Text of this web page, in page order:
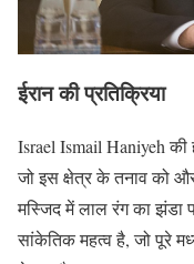
ईरान की प्रतिक्रिया
Israel Ismail Haniyeh की
जो इस क्षेत्र के तनाव को
मस्जिद में लाल रंग का झंडा
सांकेतिक महत्व है, जो पूरे